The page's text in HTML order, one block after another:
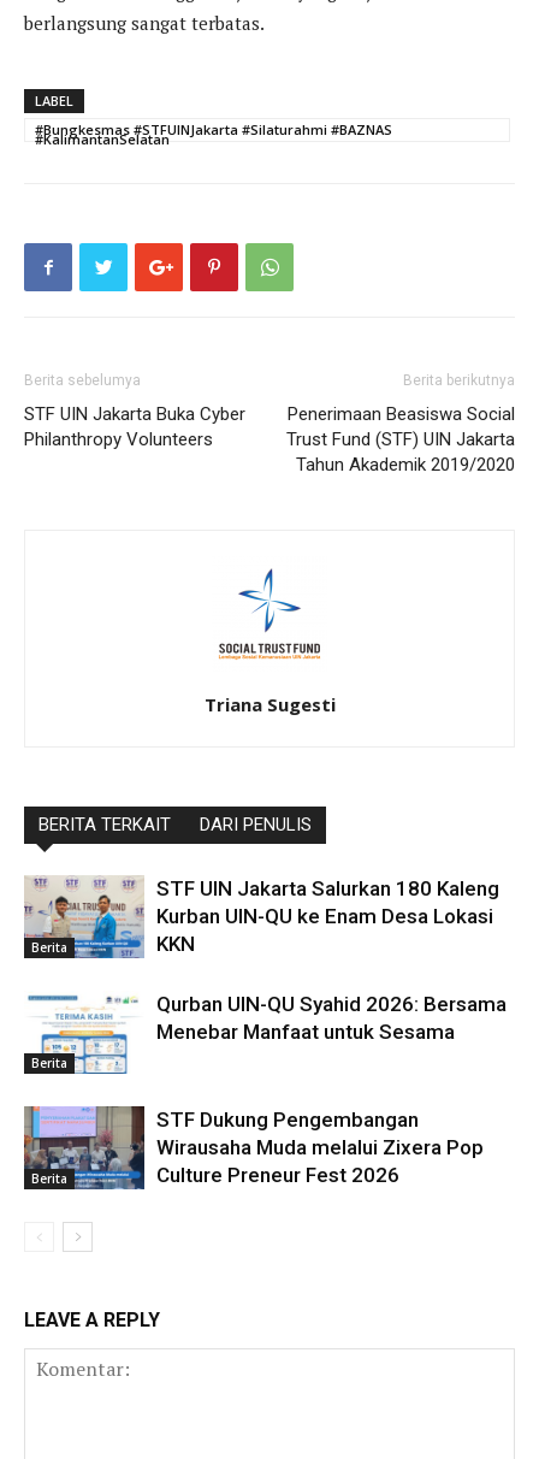
berlangsung sangat terbatas.
LABEL
#Bungkesmas #STFUINJakarta #Silaturahmi #BAZNAS
#KalimantanSelatan
Berita sebelumya
STF UIN Jakarta Buka Cyber
Philanthropy Volunteers
Berita berikutnya
Penerimaan Beasiswa Social
Trust Fund (STF) UIN Jakarta
Tahun Akademik 2019/2020
Triana Sugesti
BERITA TERKAIT DARI PENULIS
Berita
STF UIN Jakarta Salurkan 180 Kaleng
Kurban UIN-QU ke Enam Desa Lokasi
KKN
Berita
Qurban UIN-QU Syahid 2026: Bersama
Menebar Manfaat untuk Sesama
Berita
STF Dukung Pengembangan
Wirausaha Muda melalui Zixera Pop
Culture Preneur Fest 2026
LEAVE A REPLY